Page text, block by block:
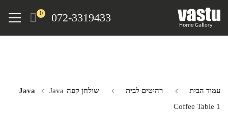
072-3319433
0
Menu
עמוד הבית רהיטים לבית שולחן קפה Java Java
Coffee Table 1